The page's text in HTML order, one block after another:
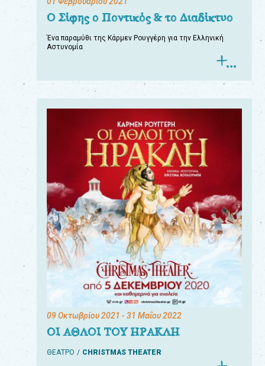
Ο Σίφης ο Ποντικός & το Διαδίκτυο
Ένα παραμύθι της Κάρμεν Ρουγγέρη για την Ελληνική
Αστυνομία
09 Οκτωβρίου 2021 - 31 Μαΐου 2022
ΟΙ ΑΘΛΟΙ ΤΟΥ ΗΡΑΚΛΗ
ΘΕΑΤΡΟ CHRISTMAS THEATER